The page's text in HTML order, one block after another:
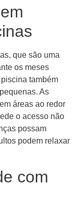
que são uma
os meses
também
As
áreas ao redor
o acesso não
possam
podem relaxar
com